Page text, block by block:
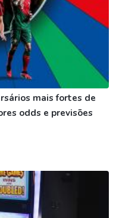
mais fortes de
odds e previsões